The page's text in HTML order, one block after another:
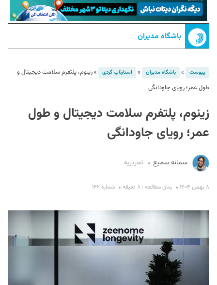
باشگاه مدیران
پیوست » باشگاه مدیران » استارت‎آپ گردی »زینوم، پلتفرم سلامت دیجیتال و
طول عمر؛ رویای جاودانگی
زینوم، پلتفرم سلامت دیجیتال و طول
عمر؛ رویای جاودانگی
سمانه سمیع تحریریه
۸ بهمن ۱۴۰۴ زمان مطالعه : ۸ دقیقه شماره ۱۴۲